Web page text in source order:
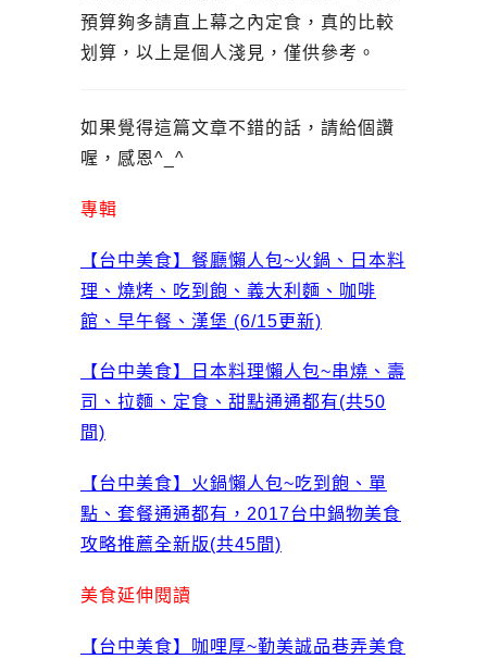
預算夠多請直上幕之內定食，真的比較
划算，以上是個人淺見，僅供參考。
如果覺得這篇文章不錯的話，請給個讚
喔，感恩^_^
專輯
【台中美食】餐廳懶人包~火鍋、日本料
理、燒烤、吃到飽、義大利麵、咖啡
館、早午餐、漢堡 (6/15更新)
【台中美食】日本料理懶人包~串燒、壽
司、拉麵、定食、甜點通通都有(共50
間)
【台中美食】火鍋懶人包~吃到飽、單
點、套餐通通都有，2017台中鍋物美食
攻略推薦全新版(共45間)
美食延伸閱讀
【台中美食】咖哩厚~勤美誠品巷弄美食